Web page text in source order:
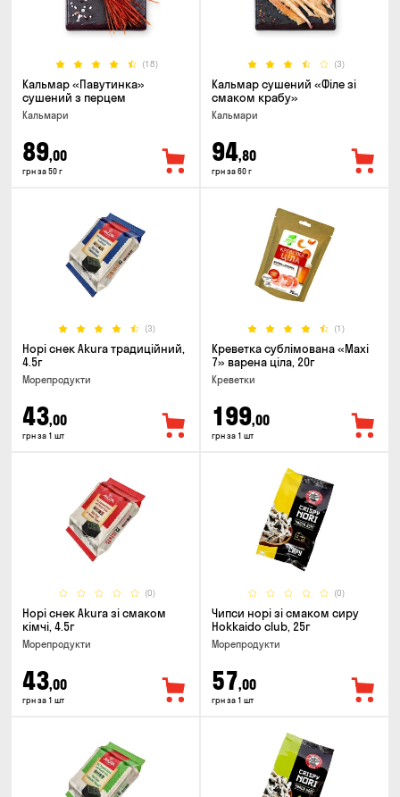
(18)
Кальмар «Павутинка»
сушений з перцем
Кальмари
89,00
грн за 50 г
(3)
Кальмар сушений «Філе зі
смаком крабу»
Кальмари
94,80
грн за 60 г
(3)
Норі снек Akura традиційний,
4.5г
Морепродукти
43,00
грн за 1 шт
(1)
Креветка сублімована «Maxi
7» варена ціла, 20г
Креветки
199,00
грн за 1 шт
(0)
Норі снек Akura зі смаком
кімчі, 4.5г
Морепродукти
43,00
грн за 1 шт
(0)
Чипси норі зі смаком сиру
Hokkaido club, 25г
Морепродукти
57,00
грн за 1 шт